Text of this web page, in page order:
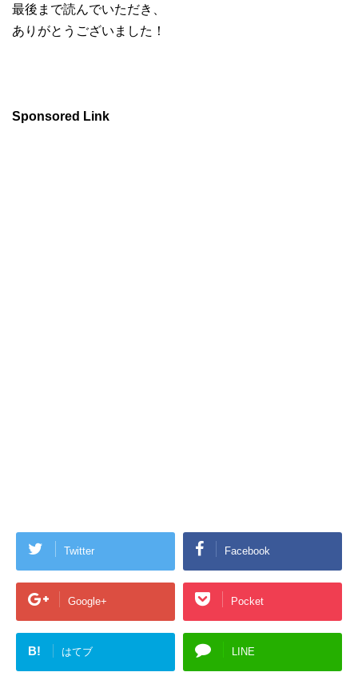
最後まで読んでいただき、
ありがとうございました！
Sponsored Link
Twitter Facebook
Google+ Pocket
B! はてブ LINE